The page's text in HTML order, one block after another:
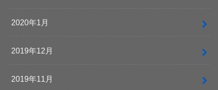
2020年1月
2019年12月
2019年11月